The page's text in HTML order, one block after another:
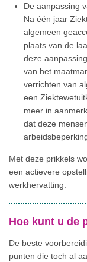
De aanpassing
Na één jaar
algemeen
plaats van de
deze
van het
verrichten van
een
meer in
dat deze
Met deze prikkels
een actievere
werkhervatting.
Hoe kunt u de
De beste
punten die toch al